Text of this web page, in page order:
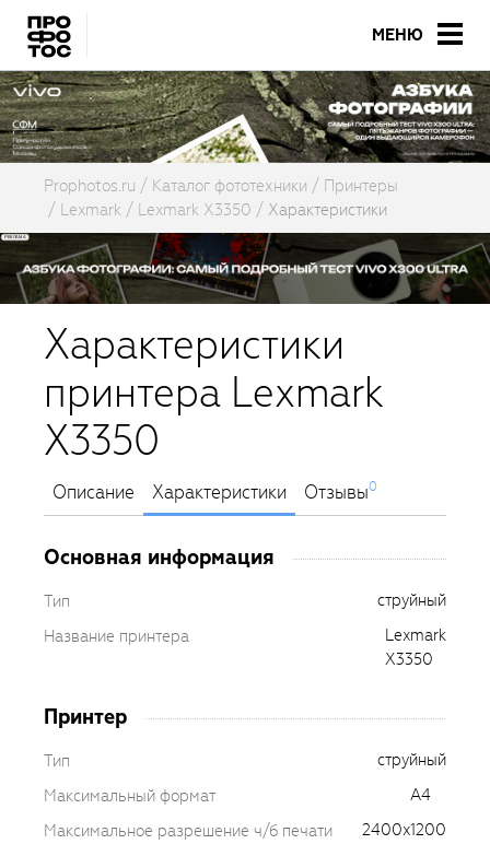
МЕНЮ
Prophotos.ru Каталог фототехники
Принтеры
Lexmark
Lexmark X3350 Характеристики
Характеристики
принтера Lexmark
X3350
Описание Характеристики Отзывы0
Основная информация
Тип
струйный
Название принтера
Lexmark
X3350
Принтер
Тип
струйный
Максимальный формат
A4
Максимальное разрешение ч/б печати
2400x1200